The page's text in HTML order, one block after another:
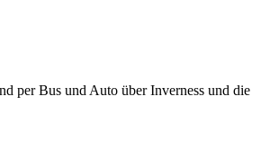
per Bus und Auto über Inverness und die